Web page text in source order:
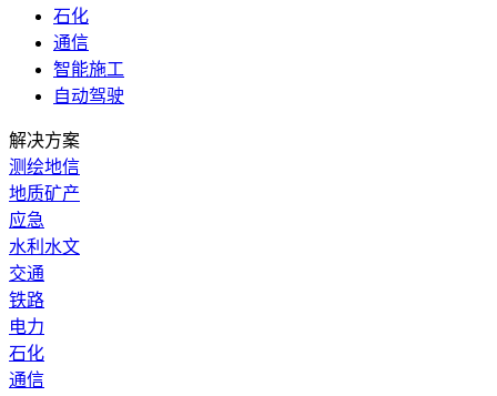
石化
通信
智能施工
自动驾驶
解决方案
测绘地信
地质矿产
应急
水利水文
交通
铁路
电力
石化
通信